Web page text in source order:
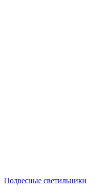
Подвесные светильники